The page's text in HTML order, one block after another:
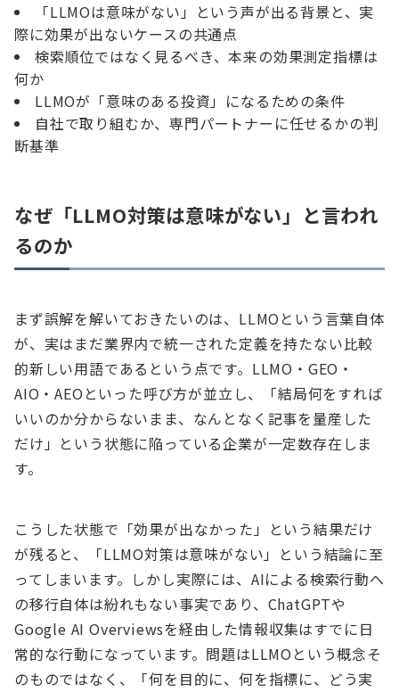
「LLMOは意味がない」という声が出る背景と、実
際に効果が出ないケースの共通点
検索順位ではなく見るべき、本来の効果測定指標は
何か
LLMOが「意味のある投資」になるための条件
自社で取り組むか、専門パートナーに任せるかの判
断基準
なぜ「LLMO対策は意味がない」と言われ
るのか
まず誤解を解いておきたいのは、LLMOという言葉自体
が、実はまだ業界内で統一された定義を持たない比較
的新しい用語であるという点です。LLMO・GEO・
AIO・AEOといった呼び方が並立し、「結局何をすれば
いいのか分からないまま、なんとなく記事を量産した
だけ」という状態に陥っている企業が一定数存在しま
す。
こうした状態で「効果が出なかった」という結果だけ
が残ると、「LLMO対策は意味がない」という結論に至
ってしまいます。しかし実際には、AIによる検索行動へ
の移行自体は紛れもない事実であり、ChatGPTや
Google AI Overviewsを経由した情報収集はすでに日
常的な行動になっています。問題はLLMOという概念そ
のものではなく、「何を目的に、何を指標に、どう実